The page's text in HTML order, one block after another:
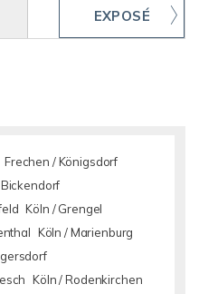
Frechen / Königsdorf
Köln / Grengel
Köln / Marienburg
Köln / Rodenkirchen